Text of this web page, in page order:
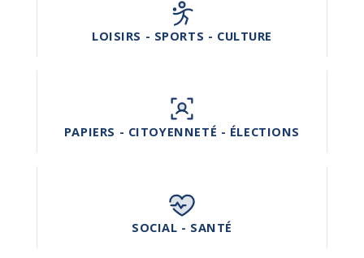
LOISIRS - SPORTS - CULTURE
PAPIERS - CITOYENNETÉ - ÉLECTIONS
SOCIAL - SANTÉ